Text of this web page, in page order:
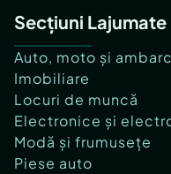
Secțiuni Lajumate
Auto, moto și
Imobiliare
Locuri de muncă
Electronice și
Modă și frumusețe
Piese auto